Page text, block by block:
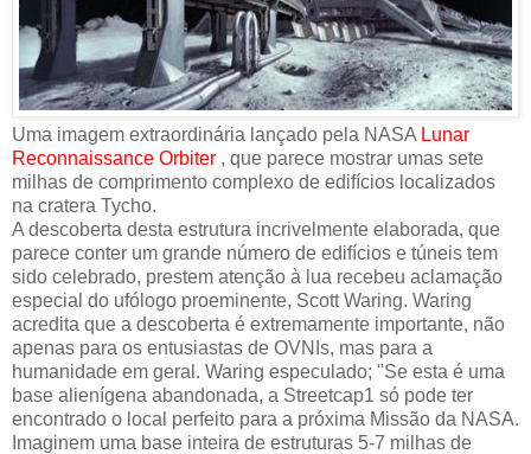
Uma imagem extraordinária lançado pela NASA Lunar
Reconnaissance Orbiter , que parece mostrar umas sete
milhas de comprimento complexo de edifícios localizados
na cratera Tycho.
A descoberta desta estrutura incrivelmente elaborada, que
parece conter um grande número de edifícios e túneis tem
sido celebrado, prestem atenção à lua recebeu aclamação
especial do ufólogo proeminente, Scott Waring. Waring
acredita que a descoberta é extremamente importante, não
apenas para os entusiastas de OVNIs, mas para a
humanidade em geral. Waring especulado; "Se esta é uma
base alienígena abandonada, a Streetcap1 só pode ter
encontrado o local perfeito para a próxima Missão da NASA.
Imaginem uma base inteira de estruturas 5-7 milhas de